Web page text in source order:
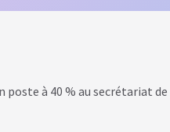
à 40 % au secrétariat